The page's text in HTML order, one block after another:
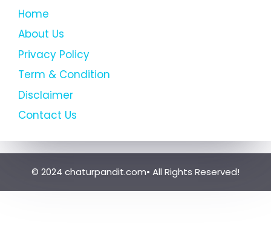
Home
About Us
Privacy Policy
Term & Condition
Disclaimer
Contact Us
© 2024 chaturpandit.com• All Rights Reserved!